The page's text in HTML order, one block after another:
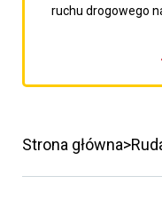
ruchu drogowego
porzpedniego
Strona główna